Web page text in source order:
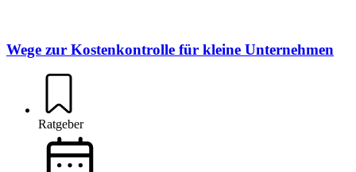
Wege zur Kostenkontrolle für kleine Unternehmen
Ratgeber